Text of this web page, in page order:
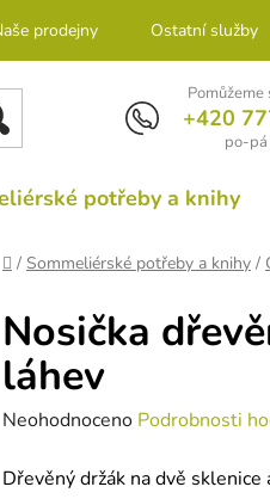
prodejny Ostatní služby
Pomůžeme
+420
po-
potřeby a knihy
Domů
/ Sommeliérské potřeby a knihy /
Nosička
láhev
Průměrné
produktu
Neohodnoceno Podrobnosti
Dřevěný držák na dvě sklenice